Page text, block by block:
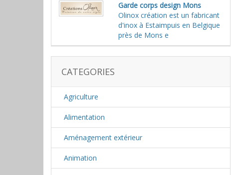
Garde corps design Mons
Olinox création est un fabricant
d'inox à Estaimpuis en Belgique
près de Mons e
CATEGORIES
Agriculture
Alimentation
Aménagement extérieur
Animation